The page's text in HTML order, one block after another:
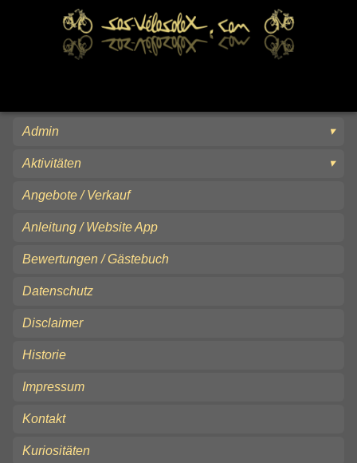
Admin
Aktivitäten
Angebote / Verkauf
Anleitung / Website App
Bewertungen / Gästebuch
Datenschutz
Disclaimer
Historie
Impressum
Kontakt
Kuriositäten